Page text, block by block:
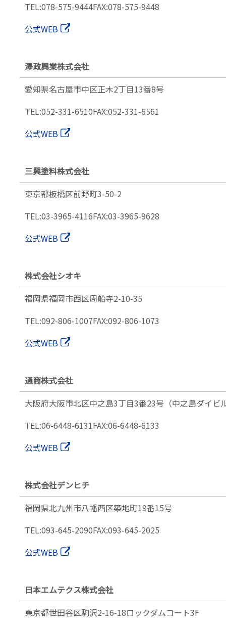
TEL:078-575-9444FAX:078-575-9448
公式WEB
澤政興業株式会社
愛知県名古屋市中区正木2丁目13番8号
TEL:052-331-6510FAX:052-331-6561
公式WEB
三興塗料株式会社
東京都板橋区前野町3-50-2
TEL:03-3965-4116FAX:03-3965-9628
公式WEB
株式会社シオキ
福岡県福岡市西区周船寺2-10-35
TEL:092-806-1007FAX:092-806-1073
公式WEB
通商株式会社
大阪府大阪市北区中之島3丁目3番23号（中之島ダイビ
TEL:06-6448-6131FAX:06-6448-6133
公式WEB
株式会社デンヒチ
福岡県北九州市八幡西区築地町19番15号
TEL:093-645-2090FAX:093-645-2025
公式WEB
日本エムテクス株式会社
東京都世田谷区駒沢2-16-18ロックダムコート3F